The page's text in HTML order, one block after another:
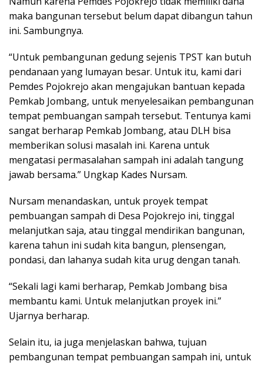
maka bangunan tersebut belum dapat dibangun tahun
ini. Sambungnya.
“Untuk pembangunan gedung sejenis TPST kan butuh
pendanaan yang lumayan besar. Untuk itu, kami dari
Pemdes Pojokrejo akan mengajukan bantuan kepada
Pemkab Jombang, untuk menyelesaikan pembangunan
tempat pembuangan sampah tersebut. Tentunya kami
sangat berharap Pemkab Jombang, atau DLH bisa
memberikan solusi masalah ini. Karena untuk
mengatasi permasalahan sampah ini adalah tangung
jawab bersama.” Ungkap Kades Nursam.
Nursam menandaskan, untuk proyek tempat
pembuangan sampah di Desa Pojokrejo ini, tinggal
melanjutkan saja, atau tinggal mendirikan bangunan,
karena tahun ini sudah kita bangun, plensengan,
pondasi, dan lahanya sudah kita urug dengan tanah.
“Sekali lagi kami berharap, Pemkab Jombang bisa
membantu kami. Untuk melanjutkan proyek ini.”
Ujarnya berharap.
Selain itu, ia juga menjelaskan bahwa, tujuan
pembangunan tempat pembuangan sampah ini, untuk